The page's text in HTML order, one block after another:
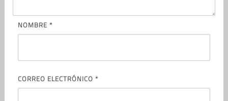
NOMBRE *
CORREO ELECTRÓNICO *